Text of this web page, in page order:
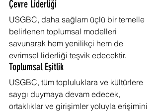
Çevre Liderliği
USGBC, daha sağlam üçlü bir temelle
belirlenen toplumsal modelleri
savunarak hem yenilikçi hem de
evrimsel liderliği teşvik edecektir.
Toplumsal Eşitlik
USGBC, tüm topluluklara ve kültürlere
saygı duymaya devam edecek,
ortaklıklar ve girişimler yoluyla erişimini